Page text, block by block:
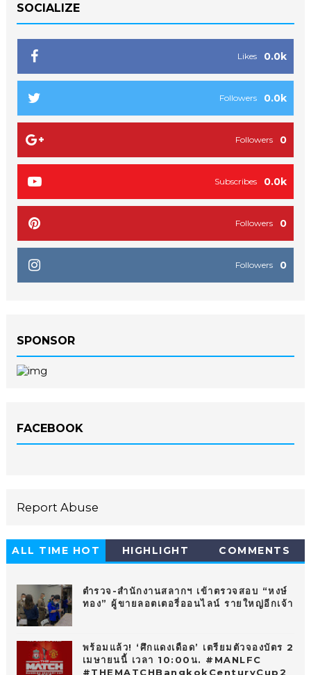
SOCIALIZE
0.0k
Likes
0.0k
Followers
0
Followers
0.0k
Subscribes
0
Followers
0
Followers
SPONSOR
FACEBOOK
Report Abuse
ALL TIME HOT
HIGHLIGHT COMMENTS
ตำรวจ-สำนักงานสลากฯ เข้าตรวจสอบ “หงษ์
ทอง” ผู้ขายลอตเตอรี่ออนไลน์ รายใหญ่อีกเจ้า
พร้อมแล้ว! ‘ศึกแดงเดือด’ เตรียมตัวจองบัตร 2
เมษายนนี้ เวลา 10:00น. #MANLFC
#THEMATCHBangkokCenturyCup2